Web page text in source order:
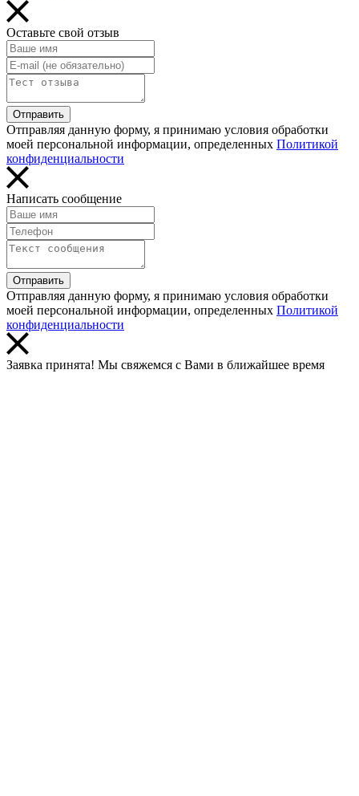
Оставьте свой отзыв
Отправить
Отправляя данную форму, я принимаю условия обработки
моей персональной информации, определенных Политикой
конфиденциальности
Написать сообщение
Отправить
Отправляя данную форму, я принимаю условия обработки
моей персональной информации, определенных Политикой
конфиденциальности
Заявка принята! Мы свяжемся с Вами в ближайшее время